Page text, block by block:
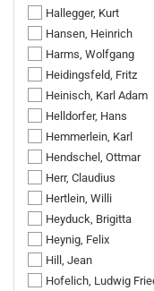
Hallegger, Kurt
Hansen, Heinrich
Harms, Wolfgang
Heidingsfeld, Fritz
Heinisch, Karl Adam
Helldorfer, Hans
Hemmerlein, Karl
Hendschel, Ottmar
Herr, Claudius
Hertlein, Willi
Heyduck, Brigitta
Heynig, Felix
Hill, Jean
Hofelich, Ludwig